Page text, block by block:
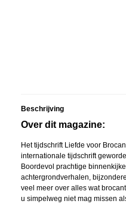
Beschrijving
Over dit magazine:
Het tijdschrift Liefde voor
internationale tijdschrift
Boordevol prachtige
achtergrondverhalen,
veel meer over alles wat
u simpelweg niet mag missen